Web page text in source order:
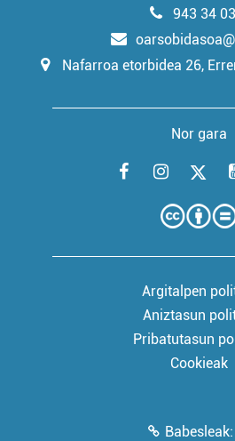
943 34
Nafarroa etorbidea 26,
Nor gara
Argitalpen
Aniztasun
Pribatutasun
Cookieak
Babesleak: